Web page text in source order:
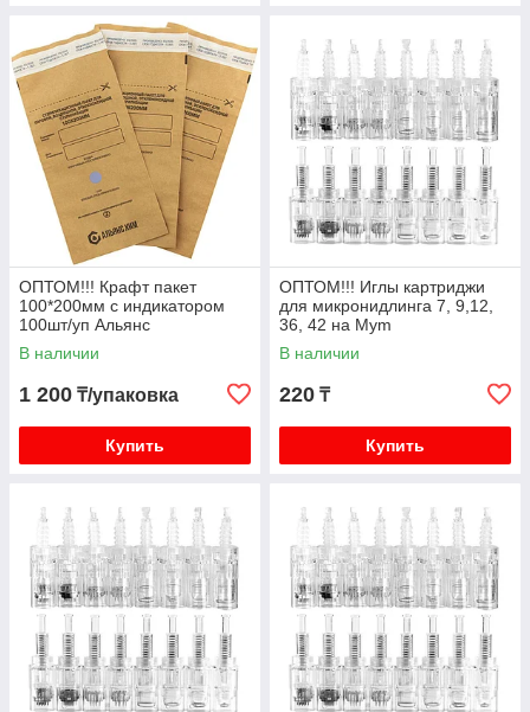
ОПТОМ!!! Крафт пакет
100*200мм с индикатором
100шт/уп Альянс
В наличии
1 200 ₸/упаковка
Купить
ОПТОМ!!! Иглы картриджи
для микронидлинга 7, 9,12,
36, 42 на Mym
В наличии
220 ₸
Купить